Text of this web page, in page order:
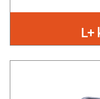
L+